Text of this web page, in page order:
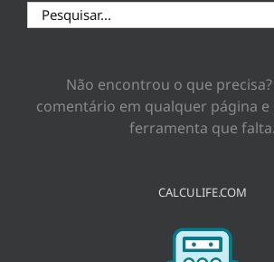
Buscar
resultados
Não encontrou o que
comentário em qualquer página e
ferramenta que falta.
CALCULIFE.COM